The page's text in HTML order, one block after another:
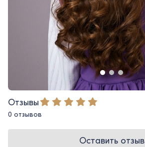
Отзывы
0 отзывов
Оставить отзыв